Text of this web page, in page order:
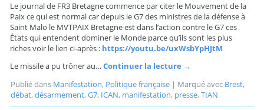
Le journal de FR3 Bretagne commence par citer le Mouvement de la
Paix ce qui est normal car depuis le G7 des ministres de la défense à
Saint Malo le MVTPAIX Bretagne est dans l’action contre le G7 ces
États qui entendent dominer le Monde parce qu’ils sont les plus
riches voir le lien ci-après : https://youtu.be/uxWsbYpHJtM
Le missile a pu trôner au…Continuer la lecture →
Publié dans Manifestation, Politique française | Marqué avec Brest,
débat,désarmement,G7, ICAN, manifestation, presse,TIAN